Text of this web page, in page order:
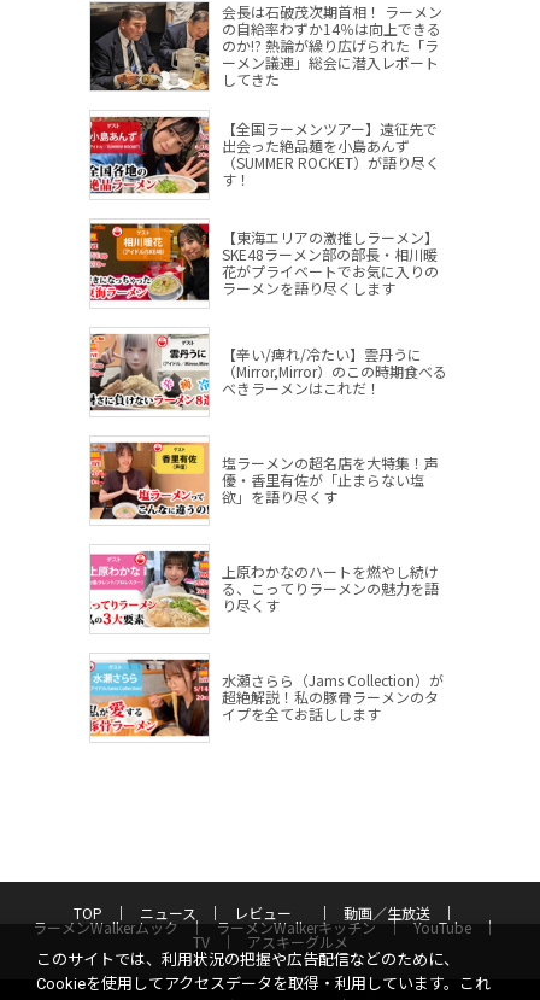
会長は石破茂次期首相！ ラーメン
の自給率わずか14％は向上できる
のか!? 熱論が繰り広げられた「ラ
ーメン議連」総会に潜入レポート
してきた
【全国ラーメンツアー】遠征先で
出会った絶品麺を小島あんず
（SUMMER ROCKET）が語り尽く
す！
【東海エリアの激推しラーメン】
SKE48ラーメン部の部長・相川暖
花がプライベートでお気に入りの
ラーメンを語り尽くします
【辛い/痺れ/冷たい】雲丹うに
（Mirror,Mirror）のこの時期食べる
べきラーメンはこれだ！
塩ラーメンの超名店を大特集！声
優・香里有佐が「止まらない塩
欲」を語り尽くす
上原わかなのハートを燃やし続け
る、こってりラーメンの魅力を語
り尽くす
水瀬さらら（Jams Collection）が
超絶解説！私の豚骨ラーメンのタ
イプを全てお話しします
TOP ニュース レビュー 動画／生放送
ラーメンWalkerムック ラーメンWalkerキッチン YouTube
TV アスキーグルメ
このサイトでは、利用状況の把握や広告配信などのために、
Cookieを使用してアクセスデータを取得・利用しています。これ